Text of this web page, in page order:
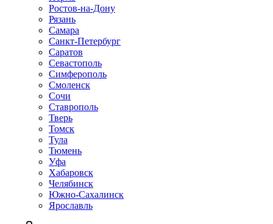
Ростов-на-Дону
Рязань
Самара
Санкт-Петербург
Саратов
Севастополь
Симферополь
Смоленск
Сочи
Ставрополь
Тверь
Томск
Тула
Тюмень
Уфа
Хабаровск
Челябинск
Южно-Сахалинск
Ярославль